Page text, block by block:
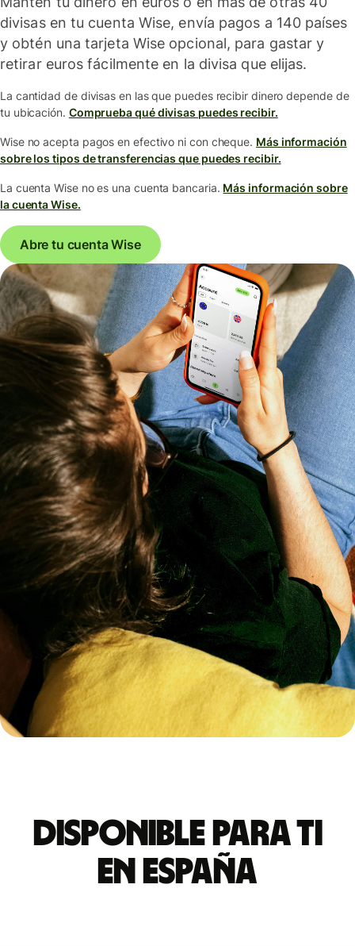
divisas en tu cuenta Wise, envía pagos a 140 países
y obtén una tarjeta Wise opcional, para gastar y
retirar euros fácilmente en la divisa que elijas.
La cantidad de divisas en las que puedes recibir dinero depende de
tu ubicación. Comprueba qué divisas puedes recibir.
Wise no acepta pagos en efectivo ni con cheque. Más información
sobre los tipos de transferencias que puedes recibir.
La cuenta Wise no es una cuenta bancaria. Más información sobre
la cuenta Wise.
Abre tu cuenta Wise
Disponible para ti
en España